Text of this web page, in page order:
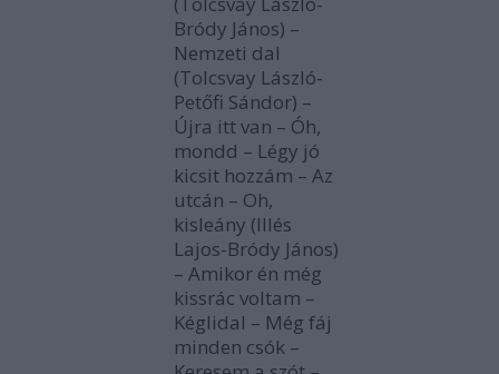
Bródy János) –
Nemzeti dal
(Tolcsvay László-
Petőfi Sándor) –
Újra itt van – Óh,
mondd – Légy jó
kicsit hozzám – Az
utcán – Oh,
kisleány (Illés
Lajos-Bródy János)
– Amikor én még
kissrác voltam –
Kéglidal – Még fáj
minden csók –